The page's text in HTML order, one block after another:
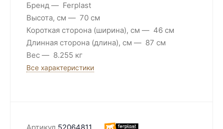
Бренд
Ferplast
Высота, см
70 см
Короткая сторона (ширина), см
46 см
Длинная сторона (длина), см
87 см
Вес
8.255 кг
Все характеристики